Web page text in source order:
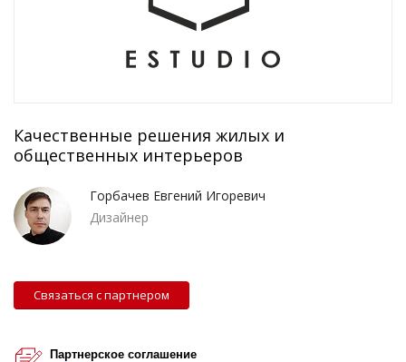
Качественные решения жилых и
общественных интерьеров
Горбачев Евгений Игоревич
Дизайнер
Связаться с партнером
Партнерское соглашение